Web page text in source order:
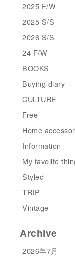
2025 F/W
2025 S/S
2026 S/S
24 F/W
BOOKS
Buying diary
CULTURE
Free
Home
Information
My favolite
Styled
TRIP
Vintage
Archive
2026年7月